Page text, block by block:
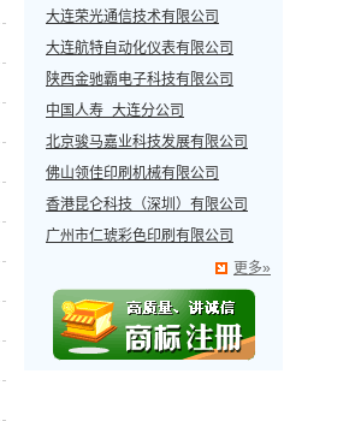
大连荣光通信技术有限公司
大连航特自动化仪表有限公司
陕西金驰霸电子科技有限公司
中国人寿 大连分公司
北京骏马嘉业科技发展有限公司
佛山领佳印刷机械有限公司
香港昆仑科技（深圳）有限公司
广州市仁琥彩色印刷有限公司
更多»